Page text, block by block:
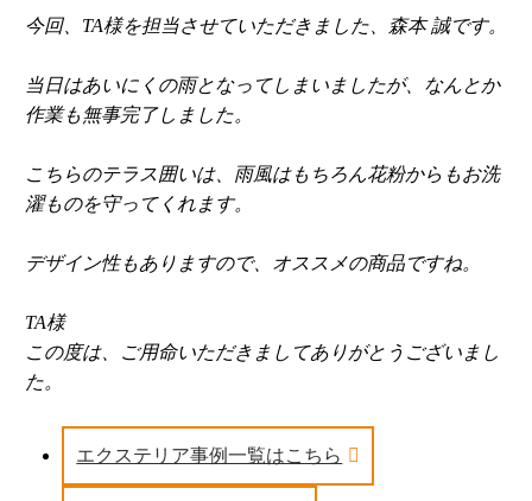
今回、TA様を担当させていただきました、森本 誠です。
当日はあいにくの雨となってしまいましたが、なんとか
作業も無事完了しました。
こちらのテラス囲いは、雨風はもちろん花粉からもお洗
濯ものを守ってくれます。
デザイン性もありますので、オススメの商品ですね。
TA様
この度は、ご用命いただきましてありがとうございまし
た。
エクステリア事例一覧はこちら